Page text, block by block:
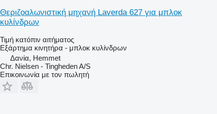
Θεριζοαλωνιστική μηχανή Laverda 627 για μπλοκ
κυλίνδρων
Τιμή κατόπιν αιτήματος
Εξάρτημα κινητήρα - μπλοκ κυλίνδρων
Δανία, Hemmet
Chr. Nielsen - Tingheden A/S
Επικοινωνία με τον πωλητή